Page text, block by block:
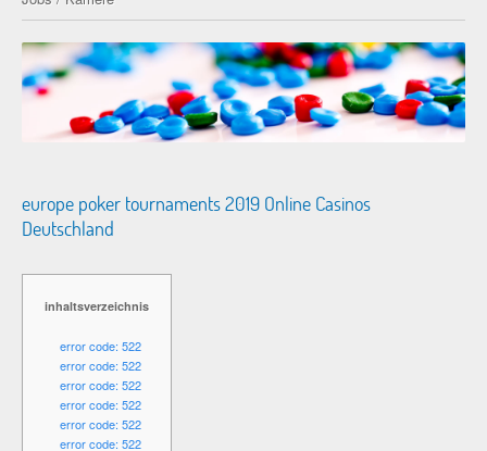
europe poker tournaments 2019 Online Casinos
Deutschland
inhaltsverzeichnis
error code: 522
error code: 522
error code: 522
error code: 522
error code: 522
error code: 522